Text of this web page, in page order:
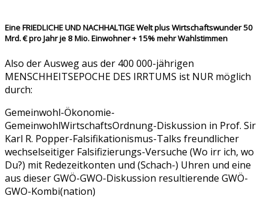
Eine FRIEDLICHE UND NACHHALTIGE Welt plus Wirtschaftswunder 50
Mrd. € pro Jahr je 8 Mio. Einwohner + 15% mehr Wahlstimmen
Also der Ausweg aus der 400 000-jährigen
MENSCHHEITSEPOCHE DES IRRTUMS ist NUR möglich
durch:
Gemeinwohl-Ökonomie-
GemeinwohlWirtschaftsOrdnung-Diskussion in Prof. Sir
Karl R. Popper-Falsifikationismus-Talks freundlicher
wechselseitiger Falsifizierungs-Versuche (Wo irr ich, wo
Du?) mit Redezeitkonten und (Schach-) Uhren und eine
aus dieser GWÖ-GWO-Diskussion resultierende GWÖ-
GWO-Kombi(nation)